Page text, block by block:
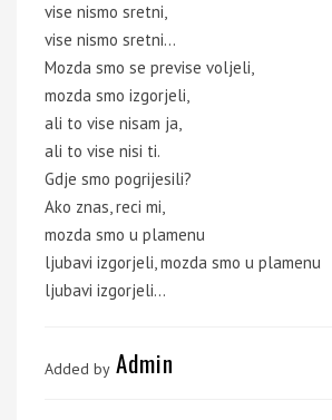
vise nismo sretni,
vise nismo sretni...
Mozda smo se previse voljeli,
mozda smo izgorjeli,
ali to vise nisam ja,
ali to vise nisi ti.
Gdje smo pogrijesili?
Ako znas, reci mi,
mozda smo u plamenu
ljubavi izgorjeli, mozda smo u plamenu
ljubavi izgorjeli...
Added by Admin